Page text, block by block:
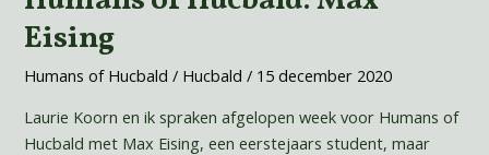
Eising
Humans of Hucbald / Hucbald/ 15 december 2020
Laurie Koorn en ik spraken afgelopen week voor Humans of
Hucbald met Max Eising, een eerstejaars student, maar
Eising